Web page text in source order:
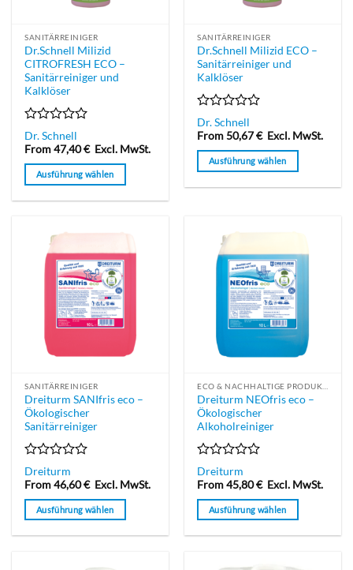
gewählt
werden
gewählt
werden
SANITÄRREINIGER
Dr.Schnell Milizid
CITROFRESH ECO –
Sanitärreiniger und
Kalklöser
Bewertet
mit
0
von
5
Dr. Schnell
From47,40€ Excl. MwSt.
Ausführung wählen
mehrere
Varianten
Optionen
können
gewählt
werden
SANITÄRREINIGER
Dr.Schnell Milizid ECO –
Sanitärreiniger und
Kalklöser
Bewertet
mit
0
von
5
Dr. Schnell
From50,67€ Excl. MwSt.
Ausführung wählen
Varianten
Optionen
können
Produktseite
werden
SANITÄRREINIGER
Dreiturm SANIfris eco –
Ökologischer
Sanitärreiniger
Bewertet
mit
0
von
5
Dreiturm
From46,60€ Excl. MwSt.
Ausführung wählen
Dreiturm NEOfris eco –
Ökologischer
Alkoholreiniger
Bewertet
mit
0
von
5
Dreiturm
From45,80€ Excl. MwSt.
Ausführung wählen